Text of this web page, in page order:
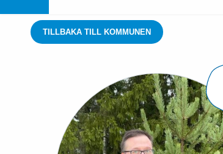
TILLBAKA TILL KOMMUNEN